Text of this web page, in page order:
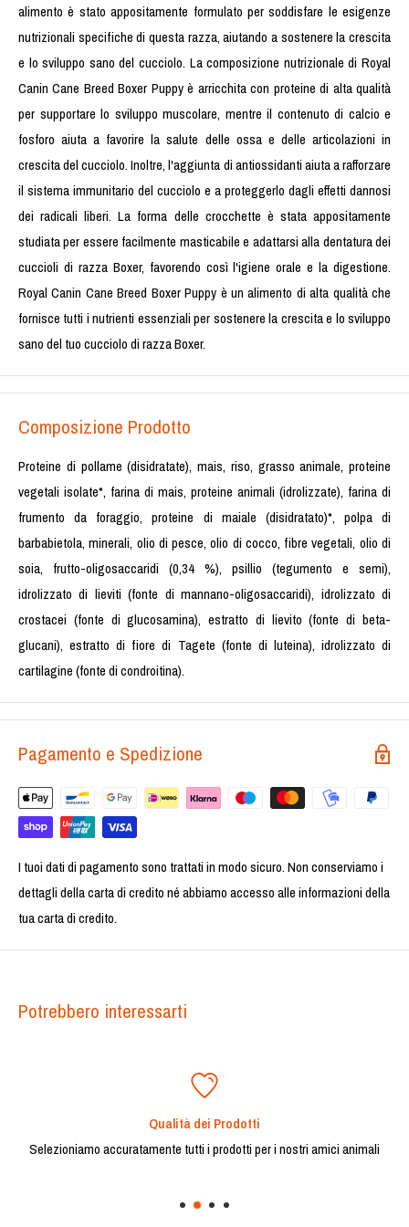
alimento è stato appositamente formulato per soddisfare le esigenze
nutrizionali specifiche di questa razza, aiutando a sostenere la crescita
e lo sviluppo sano del cucciolo. La composizione nutrizionale di Royal
Canin Cane Breed Boxer Puppy è arricchita con proteine di alta qualità
per supportare lo sviluppo muscolare, mentre il contenuto di calcio e
fosforo aiuta a favorire la salute delle ossa e delle articolazioni in
crescita del cucciolo. Inoltre, l'aggiunta di antiossidanti aiuta a rafforzare
il sistema immunitario del cucciolo e a proteggerlo dagli effetti dannosi
dei radicali liberi. La forma delle crocchette è stata appositamente
studiata per essere facilmente masticabile e adattarsi alla dentatura dei
cuccioli di razza Boxer, favorendo così l'igiene orale e la digestione.
Royal Canin Cane Breed Boxer Puppy è un alimento di alta qualità che
fornisce tutti i nutrienti essenziali per sostenere la crescita e lo sviluppo
sano del tuo cucciolo di razza Boxer.
Composizione Prodotto
Proteine di pollame (disidratate), mais, riso, grasso animale, proteine
vegetali isolate*, farina di mais, proteine animali (idrolizzate), farina di
frumento da foraggio, proteine di maiale (disidratato)*, polpa di
barbabietola, minerali, olio di pesce, olio di cocco, fibre vegetali, olio di
soia, frutto-oligosaccaridi (0,34 %), psillio (tegumento e semi),
idrolizzato di lieviti (fonte di mannano-oligosaccaridi), idrolizzato di
crostacei (fonte di glucosamina), estratto di lievito (fonte di beta-
glucani), estratto di fiore di Tagete (fonte di luteina), idrolizzato di
cartilagine (fonte di condroitina).
Pagamento e Spedizione
I tuoi dati di pagamento sono trattati in modo sicuro. Non conserviamo i
dettagli della carta di credito né abbiamo accesso alle informazioni della
tua carta di credito.
Potrebbero interessarti
Qualità dei Prodotti
Selezioniamo accuratamente tutti i prodotti per i nostri amici animali